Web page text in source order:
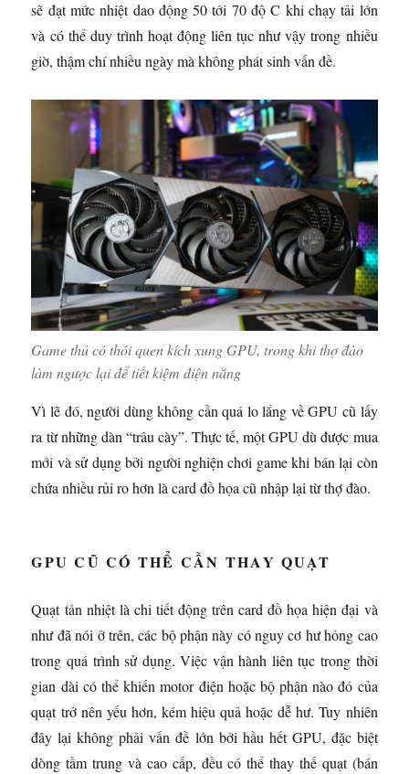
sẽ đạt mức nhiệt dao động 50 tới 70 độ C khi chạy tải lớn
và có thể duy trình hoạt động liên tục như vậy trong nhiều
giờ, thậm chí nhiều ngày mà không phát sinh vấn đề.
Game thủ có thói quen kích xung GPU, trong khi thợ đào
làm ngược lại để tiết kiệm điện năng
Vì lẽ đó, người dùng không cần quá lo lắng về GPU cũ lấy
ra từ những dàn “trâu cày”. Thực tế, một GPU dù được mua
mới và sử dụng bởi người nghiện chơi game khi bán lại còn
chứa nhiều rủi ro hơn là card đồ họa cũ nhập lại từ thợ đào.
GPU CŨ CÓ THỂ CẦN THAY QUẠT
Quạt tản nhiệt là chi tiết động trên card đồ họa hiện đại và
như đã nói ở trên, các bộ phận này có nguy cơ hư hỏng cao
trong quá trình sử dụng. Việc vận hành liên tục trong thời
gian dài có thể khiến motor điện hoặc bộ phận nào đó của
quạt trở nên yếu hơn, kém hiệu quả hoặc dễ hư. Tuy nhiên
đây lại không phải vấn đề lớn bởi hầu hết GPU, đặc biệt
dòng tầm trung và cao cấp, đều có thể thay thế quạt (bán